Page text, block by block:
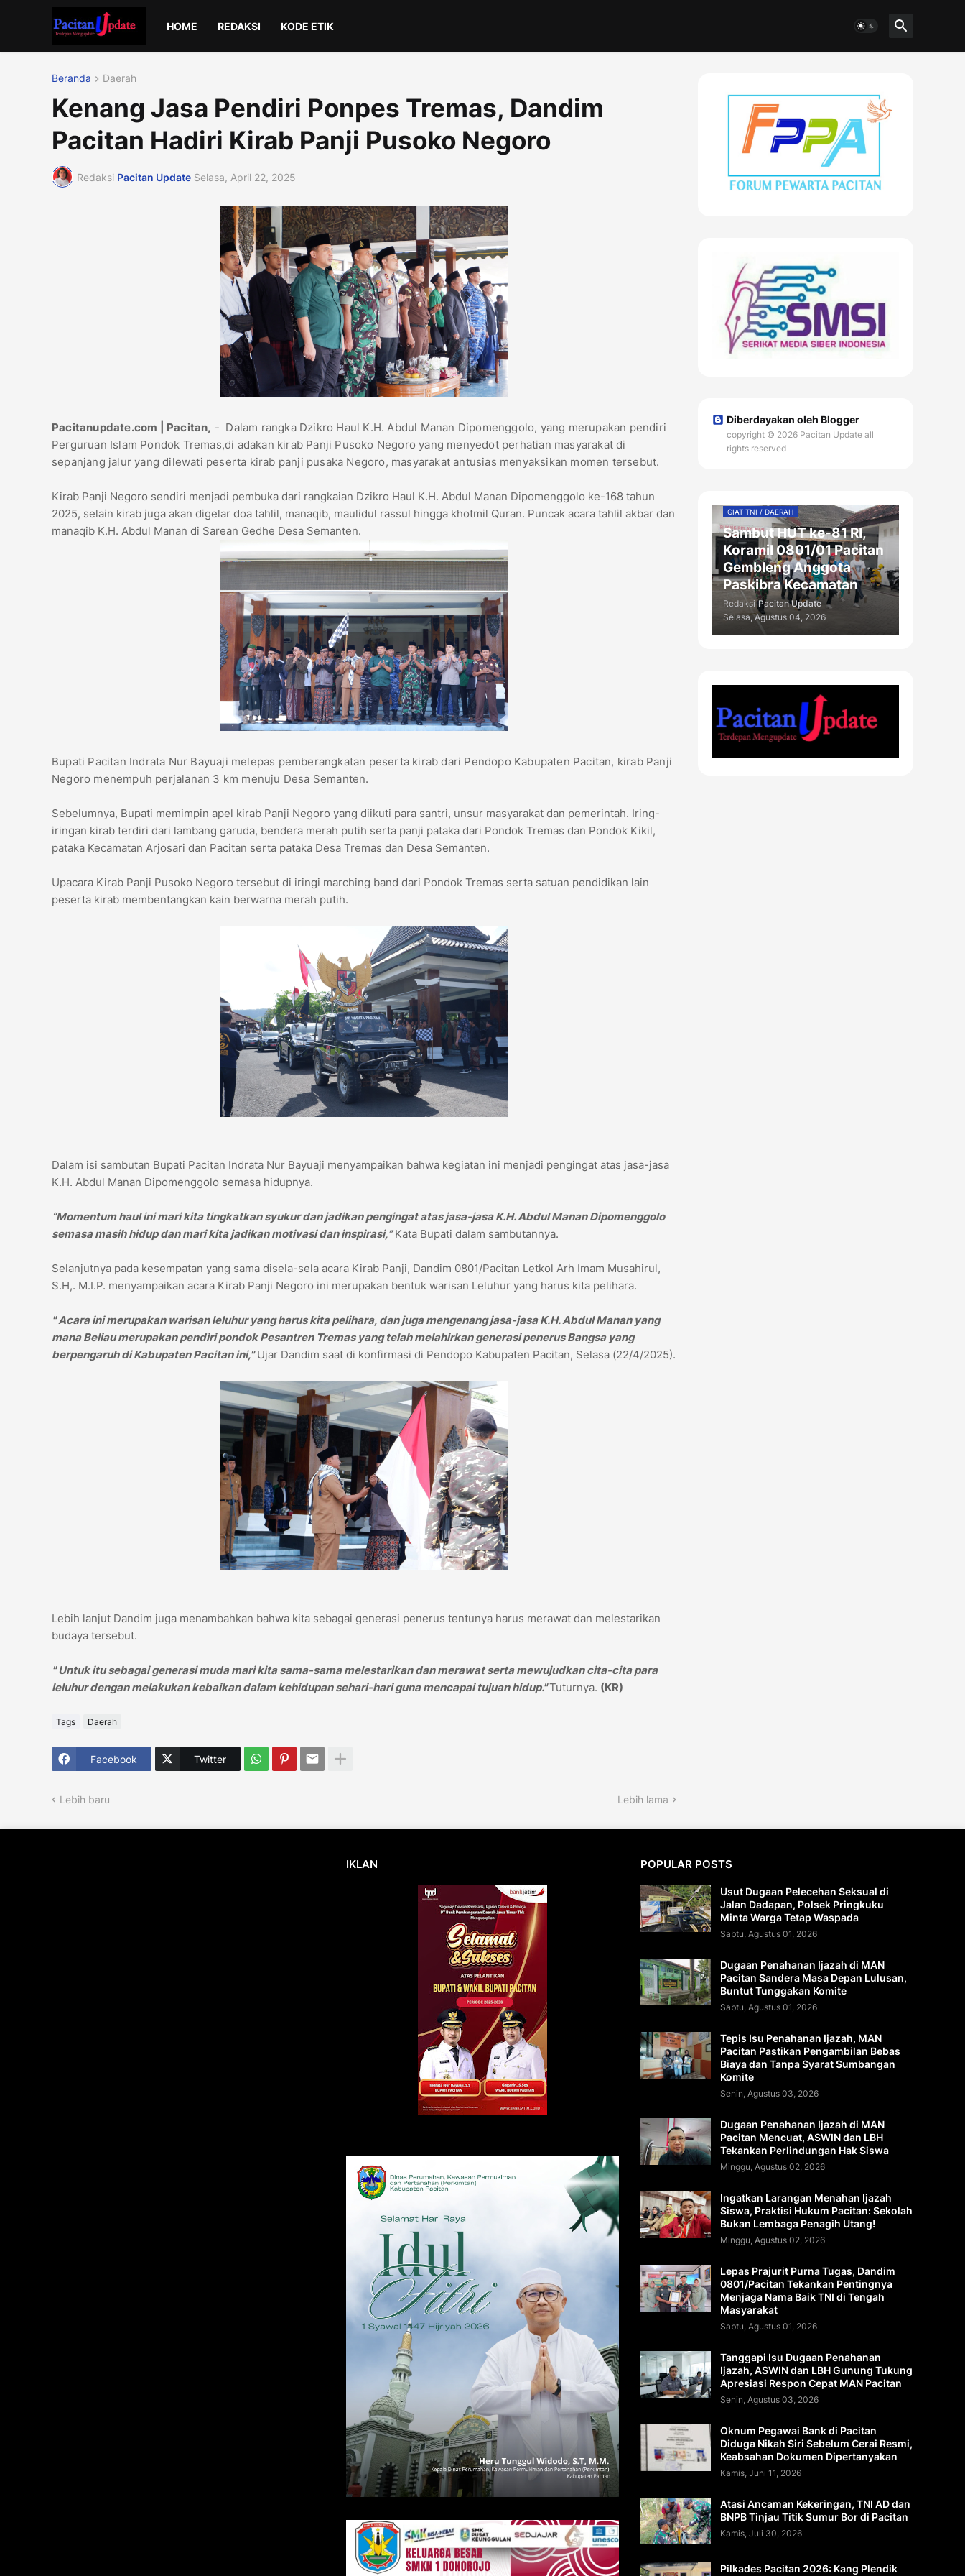
HOME REDAKSI KODE ETIK
Beranda Daerah
Kenang Jasa Pendiri Ponpes Tremas, Dandim
Pacitan Hadiri Kirab Panji Pusoko Negoro
Redaksi Pacitan Update Selasa, April 22, 2025
Pacitanupdate.com | Pacitan, - Dalam rangka Dzikro Haul K.H. Abdul Manan Dipomenggolo, yang merupakan pendiri
Perguruan Islam Pondok Tremas,di adakan kirab Panji Pusoko Negoro yang menyedot perhatian masyarakat di
sepanjang jalur yang dilewati peserta kirab panji pusaka Negoro, masyarakat antusias menyaksikan momen tersebut.
Kirab Panji Negoro sendiri menjadi pembuka dari rangkaian Dzikro Haul K.H. Abdul Manan Dipomenggolo ke-168 tahun
2025, selain kirab juga akan digelar doa tahlil, manaqib, maulidul rassul hingga khotmil Quran. Puncak acara tahlil akbar dan
manaqib K.H. Abdul Manan di Sarean Gedhe Desa Semanten.
Bupati Pacitan Indrata Nur Bayuaji melepas pemberangkatan peserta kirab dari Pendopo Kabupaten Pacitan, kirab Panji
Negoro menempuh perjalanan 3 km menuju Desa Semanten.
Sebelumnya, Bupati memimpin apel kirab Panji Negoro yang diikuti para santri, unsur masyarakat dan pemerintah. Iring-
iringan kirab terdiri dari lambang garuda, bendera merah putih serta panji pataka dari Pondok Tremas dan Pondok Kikil,
pataka Kecamatan Arjosari dan Pacitan serta pataka Desa Tremas dan Desa Semanten.
Upacara Kirab Panji Pusoko Negoro tersebut di iringi marching band dari Pondok Tremas serta satuan pendidikan lain
peserta kirab membentangkan kain berwarna merah putih.
Dalam isi sambutan Bupati Pacitan Indrata Nur Bayuaji menyampaikan bahwa kegiatan ini menjadi pengingat atas jasa-jasa
K.H. Abdul Manan Dipomenggolo semasa hidupnya.
“Momentum haul ini mari kita tingkatkan syukur dan jadikan pengingat atas jasa-jasa K.H. Abdul Manan Dipomenggolo
semasa masih hidup dan mari kita jadikan motivasi dan inspirasi,”Kata Bupati dalam sambutannya.
Selanjutnya pada kesempatan yang sama disela-sela acara Kirab Panji, Dandim 0801/Pacitan Letkol Arh Imam Musahirul,
S.H,. M.I.P. menyampaikan acara Kirab Panji Negoro ini merupakan bentuk warisan Leluhur yang harus kita pelihara.
" Acara ini merupakan warisan leluhur yang harus kita pelihara, dan juga mengenang jasa-jasa K.H. Abdul Manan yang
mana Beliau merupakan pendiri pondok Pesantren Tremas yang telah melahirkan generasi penerus Bangsa yang
berpengaruh di Kabupaten Pacitan ini,"Ujar Dandim saat di konfirmasi di Pendopo Kabupaten Pacitan, Selasa (22/4/2025).
Lebih lanjut Dandim juga menambahkan bahwa kita sebagai generasi penerus tentunya harus merawat dan melestarikan
budaya tersebut.
" Untuk itu sebagai generasi muda mari kita sama-sama melestarikan dan merawat serta mewujudkan cita-cita para
leluhur dengan melakukan kebaikan dalam kehidupan sehari-hari guna mencapai tujuan hidup."Tuturnya. (KR)
Tags Daerah
Facebook Twitter
Lebih baru Lebih lama
Diberdayakan oleh Blogger
copyright © 2026 Pacitan Update all
rights reserved
GIAT TNI / DAERAH
Sambut HUT ke-81 RI,
Koramil 0801/01 Pacitan
Gembleng Anggota
Paskibra Kecamatan
Redaksi Pacitan Update
Selasa, Agustus 04, 2026
IKLAN POPULAR POSTS
Usut Dugaan Pelecehan Seksual di
Jalan Dadapan, Polsek Pringkuku
Minta Warga Tetap Waspada
Sabtu, Agustus 01, 2026
Dugaan Penahanan Ijazah di MAN
Pacitan Sandera Masa Depan Lulusan,
Buntut Tunggakan Komite
Sabtu, Agustus 01, 2026
Tepis Isu Penahanan Ijazah, MAN
Pacitan Pastikan Pengambilan Bebas
Biaya dan Tanpa Syarat Sumbangan
Komite
Senin, Agustus 03, 2026
Dugaan Penahanan Ijazah di MAN
Pacitan Mencuat, ASWIN dan LBH
Tekankan Perlindungan Hak Siswa
Minggu, Agustus 02, 2026
Ingatkan Larangan Menahan Ijazah
Siswa, Praktisi Hukum Pacitan: Sekolah
Bukan Lembaga Penagih Utang!
Minggu, Agustus 02, 2026
Lepas Prajurit Purna Tugas, Dandim
0801/Pacitan Tekankan Pentingnya
Menjaga Nama Baik TNI di Tengah
Masyarakat
Sabtu, Agustus 01, 2026
Tanggapi Isu Dugaan Penahanan
Ijazah, ASWIN dan LBH Gunung Tukung
Apresiasi Respon Cepat MAN Pacitan
Senin, Agustus 03, 2026
Oknum Pegawai Bank di Pacitan
Diduga Nikah Siri Sebelum Cerai Resmi,
Keabsahan Dokumen Dipertanyakan
Kamis, Juni 11, 2026
Atasi Ancaman Kekeringan, TNI AD dan
BNPB Tinjau Titik Sumur Bor di Pacitan
Kamis, Juli 30, 2026
Pilkades Pacitan 2026: Kang Plendik